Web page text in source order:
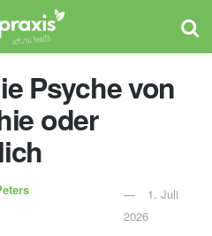
Psyche von
oder
1. Juli
2026